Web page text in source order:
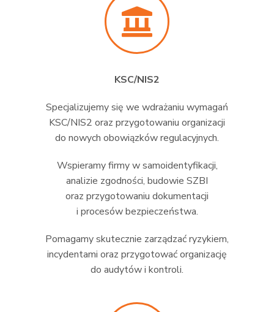
KSC/NIS2
Specjalizujemy się we wdrażaniu wymagań
KSC/NIS2 oraz przygotowaniu organizacji
do nowych obowiązków regulacyjnych.
Wspieramy firmy w samoidentyfikacji,
analizie zgodności, budowie SZBI
oraz przygotowaniu dokumentacji
i procesów bezpieczeństwa.
Pomagamy skutecznie zarządzać ryzykiem,
incydentami oraz przygotować organizację
do audytów i kontroli.